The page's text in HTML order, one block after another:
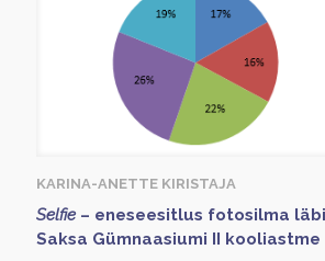
KARINA-ANETTE KIRISTAJA
Selfie– eneseesitlus fotosilma
Saksa Gümnaasiumi II